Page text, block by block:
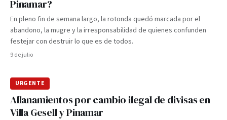
Pinamar?
En pleno fin de semana largo, la rotonda quedó marcada por el
abandono, la mugre y la irresponsabilidad de quienes confunden
festejar con destruir lo que es de todos.
9 de julio
URGENTE
Allanamientos por cambio ilegal de divisas en
Villa Gesell y Pinamar